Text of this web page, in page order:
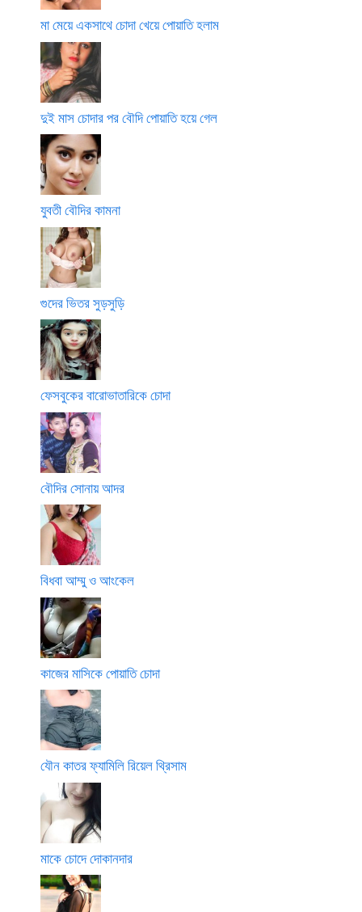
মা মেয়ে একসাথে চোদা খেয়ে পোয়াতি হলাম
দুই মাস চোদার পর বৌদি পোয়াতি হয়ে গেল
যুবতী বৌদির কামনা
গুদের ভিতর সুড়সুড়ি
ফেসবুকের বারোভাতারিকে চোদা
বৌদির সোনায় আদর
বিধবা আম্মু ও আংকেল
কাজের মাসিকে পোয়াতি চোদা
যৌন কাতর ফ্যামিলি রিয়েল থ্রিসাম
মাকে চোদে দোকানদার